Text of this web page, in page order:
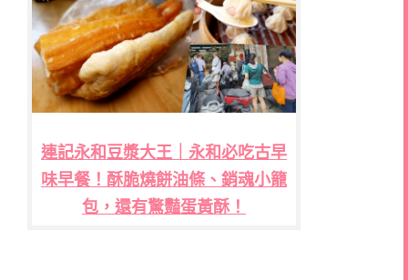
連記永和豆漿大王｜永和必吃古早
味早餐！酥脆燒餅油條、銷魂小籠
包，還有驚豔蛋黃酥！